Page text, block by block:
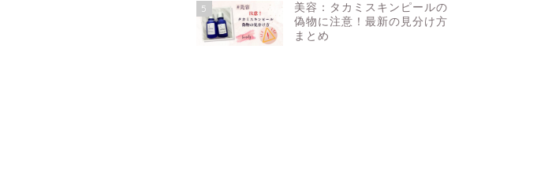
5
美容：タカミスキンピールの
偽物に注意！最新の見分け方
まとめ